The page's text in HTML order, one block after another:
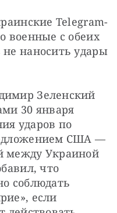
Telegram-
военные с обеих
наносить удары
Зеленский
30 января
ударов по
США —
между Украиной
что
соблюдать
если